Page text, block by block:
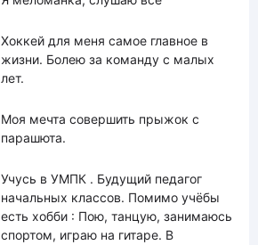
Хоккей для меня самое главное в
жизни. Болею за команду с малых
лет.
Моя мечта совершить прыжок с
парашюта.
Учусь в УМПК . Будущий педагог
начальных классов. Помимо учёбы
есть хобби : Пою, танцую, занимаюсь
спортом, играю на гитаре. В